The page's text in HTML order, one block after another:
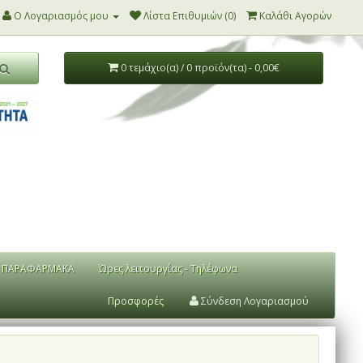
Ο Λογαριασμός μου Λίστα Επιθυμιών (0) Καλάθι Αγορών
0 τεμάχιο(α) / 0 προϊόν(τα) - 0,00€
ΠΑΡΑΦΑΡΜΑΚΑ Ώρες λειτουργίας - Τηλέφωνα
Προσφορές Σύνδεση Λογαριασμού